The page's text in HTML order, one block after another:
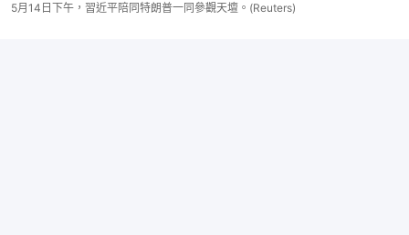
5月14日下午，習近平陪同特朗普一同參觀天壇。(Reuters)